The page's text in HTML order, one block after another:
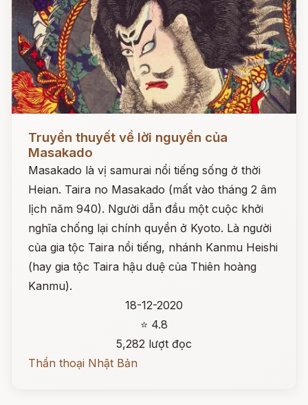
Đọc ngay
Truyền thuyết về lời nguyền của
Masakado
Masakado là vị samurai nổi tiếng sống ở thời
Heian. Taira no Masakado (mất vào tháng 2 âm
lịch năm 940). Người dẫn đầu một cuộc khởi
nghĩa chống lại chính quyền ở Kyoto. Là người
của gia tộc Taira nổi tiếng, nhánh Kanmu Heishi
(hay gia tộc Taira hậu duệ của Thiên hoàng
Kanmu).
18-12-2020
⭐ 4.8
5,282 lượt đọc
Thần thoại Nhật Bản